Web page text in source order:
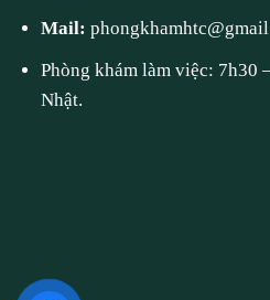
Mail:
Phòng khám làm việc: 7h30
Nhật.